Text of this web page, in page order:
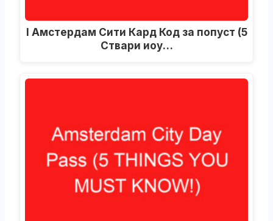
I Амстердам Сити Кард Код за попуст (5
Ствари иоу…